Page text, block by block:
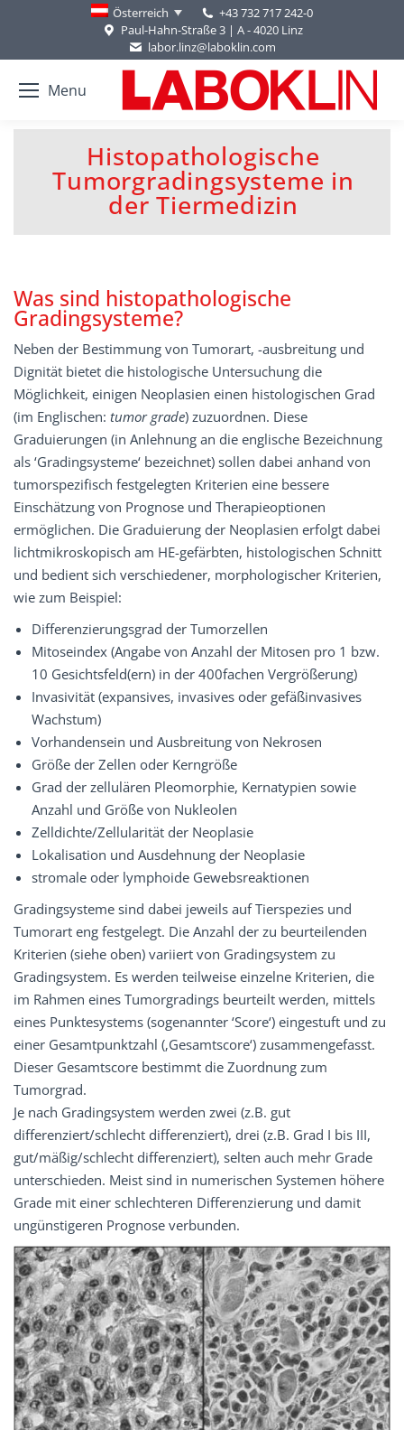
Österreich
+43 732 717 242-0
Paul-Hahn-Straße 3 | A - 4020 Linz
labor.linz@laboklin.com
Menu
Histopathologische
Tumorgradingsysteme in
der Tiermedizin
You are here:
Was sind histopathologische
Gradingsysteme?
Neben der Bestimmung von Tumorart, -ausbreitung und
Dignität bietet die histologische Untersuchung die
Möglichkeit, einigen Neoplasien einen histologischen Grad
(im Englischen: tumor grade) zuzuordnen. Diese
Graduierungen (in Anlehnung an die englische Bezeichnung
als ‘Gradingsysteme‘ bezeichnet) sollen dabei anhand von
tumorspezifisch festgelegten Kriterien eine bessere
Einschätzung von Prognose und Therapieoptionen
ermöglichen. Die Graduierung der Neoplasien erfolgt dabei
lichtmikroskopisch am HE-gefärbten, histologischen Schnitt
und bedient sich verschiedener, morphologischer Kriterien,
wie zum Beispiel:
Differenzierungsgrad der Tumorzellen
Mitoseindex (Angabe von Anzahl der Mitosen pro 1 bzw.
10 Gesichtsfeld(ern) in der 400fachen Vergrößerung)
Invasivität (expansives, invasives oder gefäßinvasives
Wachstum)
Vorhandensein und Ausbreitung von Nekrosen
Größe der Zellen oder Kerngröße
Grad der zellulären Pleomorphie, Kernatypien sowie
Anzahl und Größe von Nukleolen
Zelldichte/Zellularität der Neoplasie
Lokalisation und Ausdehnung der Neoplasie
stromale oder lymphoide Gewebsreaktionen
Gradingsysteme sind dabei jeweils auf Tierspezies und
Tumorart eng festgelegt. Die Anzahl der zu beurteilenden
Kriterien (siehe oben) variiert von Gradingsystem zu
Gradingsystem. Es werden teilweise einzelne Kriterien, die
im Rahmen eines Tumorgradings beurteilt werden, mittels
eines Punktesystems (sogenannter ‘Score‘) eingestuft und zu
einer Gesamtpunktzahl (‚Gesamtscore‘) zusammengefasst.
Dieser Gesamtscore bestimmt die Zuordnung zum
Tumorgrad.
Je nach Gradingsystem werden zwei (z.B. gut
differenziert/schlecht differenziert), drei (z.B. Grad I bis III,
gut/mäßig/schlecht differenziert), selten auch mehr Grade
unterschieden. Meist sind in numerischen Systemen höhere
Grade mit einer schlechteren Differenzierung und damit
ungünstigeren Prognose verbunden.